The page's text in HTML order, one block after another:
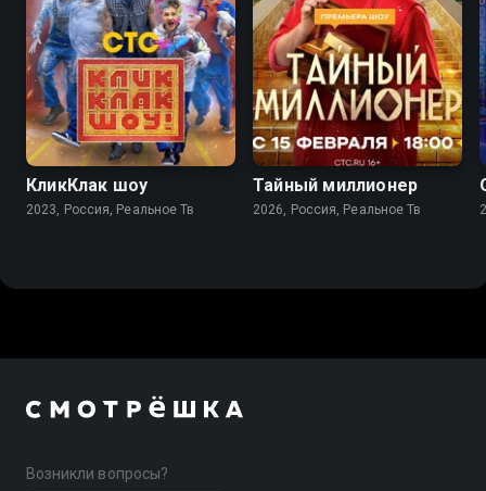
7.8
КликКлак шоу
2023, Россия, Реальное Тв
7.9
Тайный миллионер
2026, Россия, Реальное Тв
Возникли вопросы?